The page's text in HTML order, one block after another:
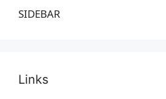
SIDEBAR
Links